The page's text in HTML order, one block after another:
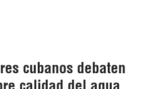
cubanos debaten